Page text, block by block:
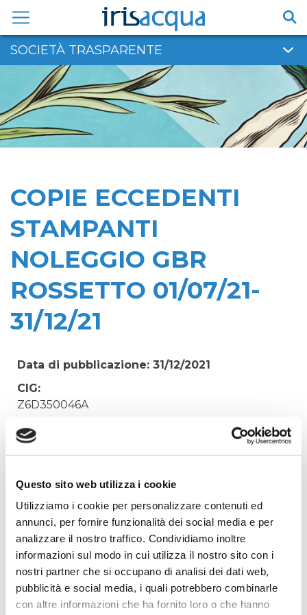
Questo sito web utilizza i cookie
Utilizziamo i cookie per personalizzare contenuti ed
annunci, per fornire funzionalità dei social media e per
analizzare il nostro traffico. Condividiamo inoltre
informazioni sul modo in cui utilizza il nostro sito con i
nostri partner che si occupano di analisi dei dati web,
pubblicità e social media, i quali potrebbero combinarle
con altre informazioni che ha fornito loro o che hanno
contenuto
SOCIETÀ TRASPARENTE
COPIE ECCEDENTI
STAMPANTI
NOLEGGIO GBR
ROSSETTO 01/07/21-
31/12/21
Data di pubblicazione: 31/12/2021
CIG:
Z6D350046A
Struttura proponente:
'Irisacqua srl P.I./C.F. 01070220312. - Ufficio
Oggetto:
COPIE ECCEDENTI STAMPANTI NOLEGGIO GBR
ROSSETTO 01/07/21-31/12/21
Elenco operatori invitati:
Procedura di scelta:
Affidamento ai sensi del Regolamento Generale